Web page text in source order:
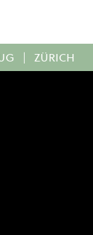
| ZÜRICH